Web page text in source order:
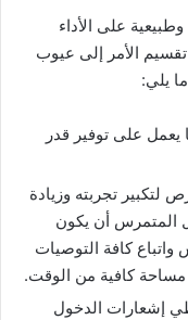
على الأداء
الأمر إلى عيوب
يلي:
يعمل على توفير قدر
تجربته وزيادة
المتمرس أن يكون
كافة التوصيات
كافية من الوقت.
إشعارات الدخول